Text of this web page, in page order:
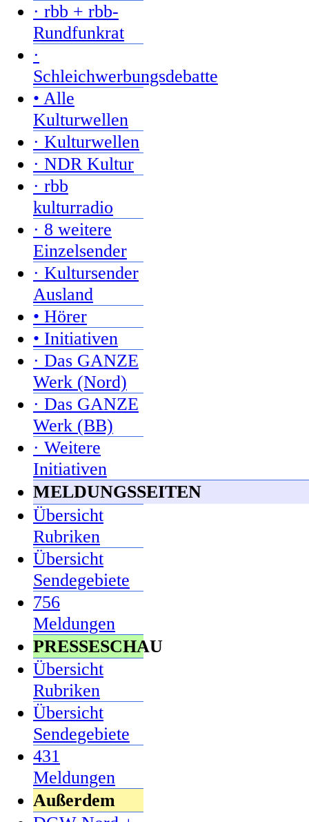
· rbb + rbb-
Rundfunkrat
·
Schleichwerbungsdebatte
• Alle
Kulturwellen
· Kulturwellen
· NDR Kultur
· rbb
kulturradio
· 8 weitere
Einzelsender
· Kultursender
Ausland
• Hörer
• Initiativen
· Das GANZE
Werk (Nord)
· Das GANZE
Werk (BB)
· Weitere
Initiativen
MELDUNGSSEITEN
Übersicht
Rubriken
Übersicht
Sendegebiete
756
Meldungen
PRESSESCHAU
Übersicht
Rubriken
Übersicht
Sendegebiete
431
Meldungen
Außerdem